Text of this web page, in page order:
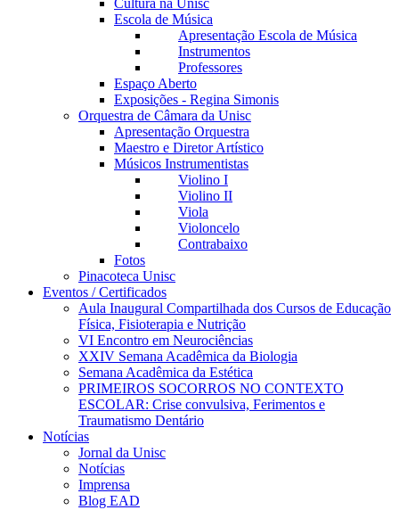
Cultura na Unisc
Escola de Música
Apresentação Escola de Música
Instrumentos
Professores
Espaço Aberto
Exposições - Regina Simonis
Orquestra de Câmara da Unisc
Apresentação Orquestra
Maestro e Diretor Artístico
Músicos Instrumentistas
Violino I
Violino II
Viola
Violoncelo
Contrabaixo
Fotos
Pinacoteca Unisc
Eventos / Certificados
Aula Inaugural Compartilhada dos Cursos de Educação
Física, Fisioterapia e Nutrição
VI Encontro em Neurociências
XXIV Semana Acadêmica da Biologia
Semana Acadêmica da Estética
PRIMEIROS SOCORROS NO CONTEXTO
ESCOLAR: Crise convulsiva, Ferimentos e
Traumatismo Dentário
Notícias
Jornal da Unisc
Notícias
Imprensa
Blog EAD